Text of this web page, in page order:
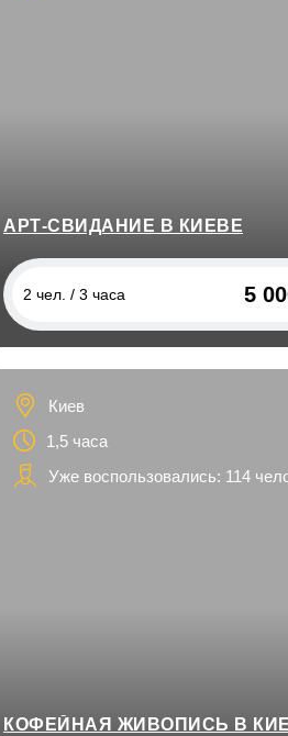
АРТ-СВИДАНИЕ В КИЕВЕ
2 чел. / 3 часа 5
Киев
1,5 часа
Уже воспользовались: 114
КОФЕЙНАЯ ЖИВОПИСЬ В